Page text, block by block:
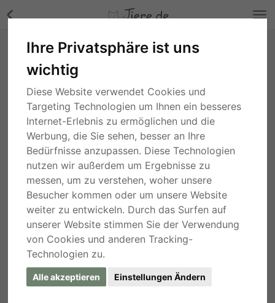
Ihre Privatsphäre ist uns
wichtig
Diese Website verwendet Cookies und
Targeting Technologien um Ihnen ein besseres
Internet-Erlebnis zu ermöglichen und die
Werbung, die Sie sehen, besser an Ihre
Bedürfnisse anzupassen. Diese Technologien
nutzen wir außerdem um Ergebnisse zu
messen, um zu verstehen, woher unsere
Besucher kommen oder um unsere Website
weiter zu entwickeln. Durch das Surfen auf
unserer Website stimmen Sie der Verwendung
von Cookies und anderen Tracking-
Technologien zu.
Alle akzeptieren Einstellungen Ändern
Bruno - liebt Aufmerksamkeit & Nähe zum
Menschen 😙, Mix - Rüde Bilder
Nordrhein-Westfalen, vor 5 Stunden